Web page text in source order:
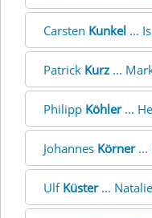
Carsten Kunkel ...
Patrick Kurz ...
Philipp Köhler...
Johannes Körner...
Ulf Küster... Natalie